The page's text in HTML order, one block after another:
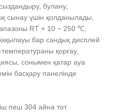
булану,
сынау үшін қолданылады,
RT + 10 ~ 250 ℃,
бар сандық дисплей
қорғау,
сонымен қатар ауа
басқару панелінде
пеш 304 айна тот